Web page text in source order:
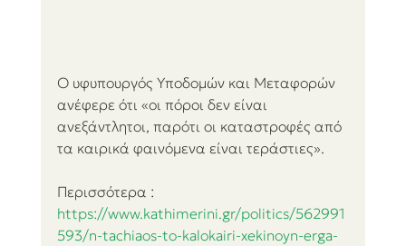
Ο υφυπουργός Υποδομών και Μεταφορών
ανέφερε ότι «οι πόροι δεν είναι
ανεξάντλητοι, παρότι οι καταστροφές από
τα καιρικά φαινόμενα είναι τεράστιες».
Περισσότερα :
https://www.kathimerini.gr/politics/562991
593/n-tachiaos-to-kalokairi-xekinoyn-erga-